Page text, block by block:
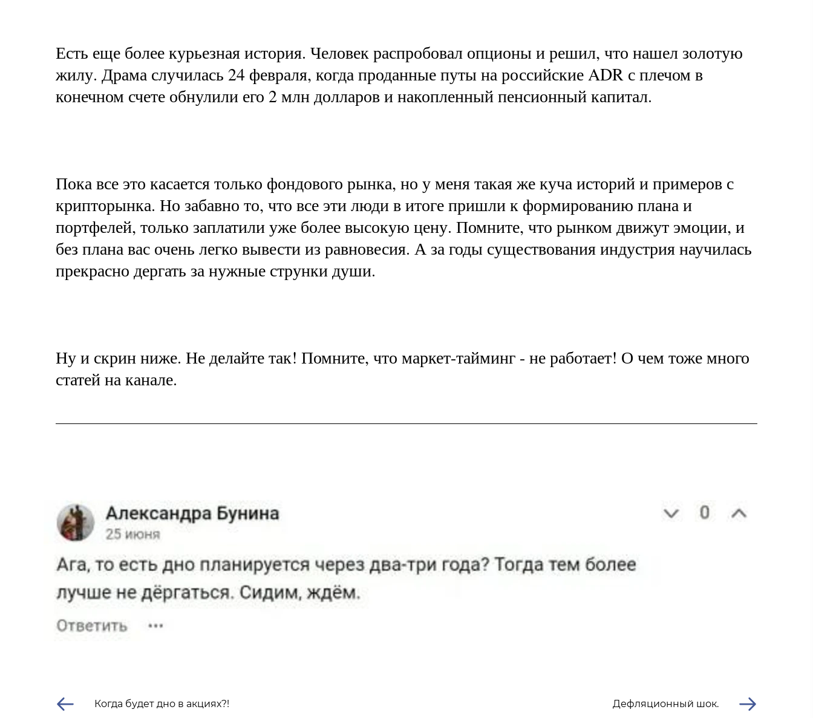
Есть еще более курьезная история. Человек распробовал опционы и решил, что нашел золотую
жилу. Драма случилась 24 февраля, когда проданные путы на российские ADR с плечом в
конечном счете обнулили его 2 млн долларов и накопленный пенсионный капитал.
Пока все это касается только фондового рынка, но у меня такая же куча историй и примеров с
крипторынка. Но забавно то, что все эти люди в итоге пришли к формированию плана и
портфелей, только заплатили уже более высокую цену. Помните, что рынком движут эмоции, и
без плана вас очень легко вывести из равновесия. А за годы существования индустрия научилась
прекрасно дергать за нужные струнки души.
Ну и скрин ниже. Не делайте так! Помните, что маркет-тайминг - не работает! О чем тоже много
статей на канале.
Когда будет дно в акциях?! Дефляционный шок.